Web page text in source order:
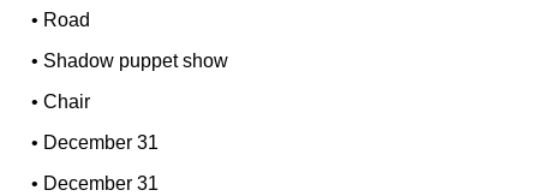
• Road
• Shadow puppet show
•Chair
• December 31
• December 31